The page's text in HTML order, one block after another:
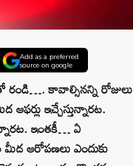
Add as a preferred
source on google
రండి…. కావాల్సినన్ని రోజులు
ఇచ్చేస్తున్నారట.
ఇంతకీ… ఏ
ఆరోపణలు ఎందుకు